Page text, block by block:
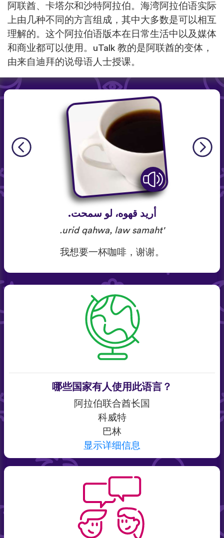
阿联酋、卡塔尔和沙特阿拉伯。海湾阿拉伯语实际
上由几种不同的方言组成，其中大多数是可以相互
理解的。这个阿拉伯语版本在日常生活中以及媒体
和商业都可以使用。uTalk 教的是阿联酋的变体，
由来自迪拜的说母语人士授课。
أريد قهوه، لو سمحت.
'urid qahwa, law samaht.
我想要一杯咖啡，谢谢。
哪些国家有人使用此语言？
阿拉伯联合酋长国
科威特
巴林
显示详细信息